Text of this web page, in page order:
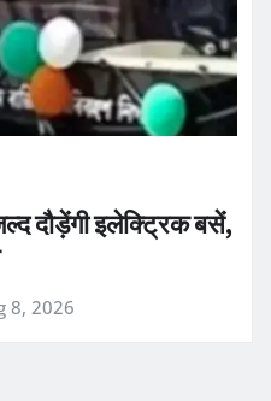
दौड़ेंगी इलेक्ट्रिक बसें,
8, 2026